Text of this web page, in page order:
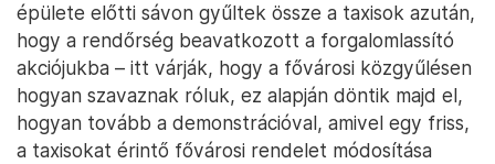
épülete előtti sávon gyűltek össze a taxisok azután,
hogy a rendőrség beavatkozott a forgalomlassító
akciójukba – itt várják, hogy a fővárosi közgyűlésen
hogyan szavaznak róluk, ez alapján döntik majd el,
hogyan tovább a demonstrációval, amivel egy friss,
a taxisokat érintő fővárosi rendelet módosítása